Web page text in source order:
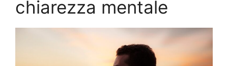
chiarezza mentale